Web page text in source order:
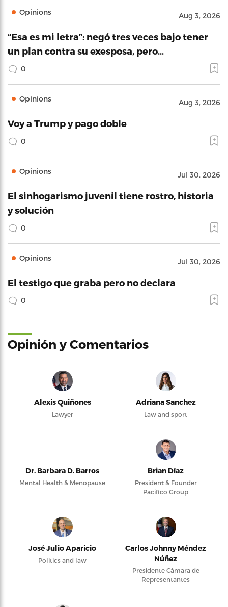
Opinions Aug 3, 2026
“Esa es mi letra”: negó tres veces bajo tener
un plan contra su exesposa, pero…
0
Opinions Aug 3, 2026
Voy a Trump y pago doble
0
Opinions Jul 30, 2026
El sinhogarismo juvenil tiene rostro, historia
y solución
0
Opinions Jul 30, 2026
El testigo que graba pero no declara
0
Opinión y Comentarios
Alexis Quiñones
Lawyer
Adriana Sanchez
Law and sport
Dr. Barbara D. Barros
Mental Health & Menopause
Brian Díaz
President & Founder
Pacifico Group
José Julio Aparicio
Politics and law
Carlos Johnny Méndez
Núñez
Presidente Cámara de
Representantes